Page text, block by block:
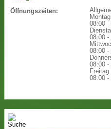
Öffnungszeiten:
Montag
08:00 -
08:00 -
08:00 -
08:00 -
Freitag
08:00 -